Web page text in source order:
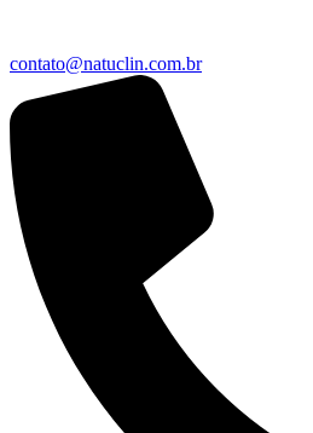
contato@natuclin.com.br